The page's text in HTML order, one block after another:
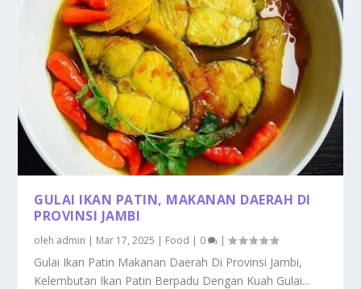
GULAI IKAN PATIN, MAKANAN DAERAH DI
PROVINSI JAMBI
oleh admin | Mar 17, 2025 | Food | 0 |
Gulai Ikan Patin Makanan Daerah Di Provinsi Jambi,
Kelembutan Ikan Patin Berpadu Dengan Kuah Gulai...